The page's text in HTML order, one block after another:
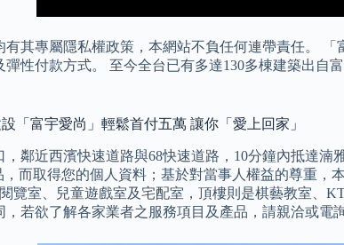
其專屬隱私權政策，本網站不負任何連帶責任。
性付款方式。 至今全台已有多達130多棟建築出
「富宇愛尚」輕鬆首付五萬 讓你「愛上回家」
鄰近西濱快速道路與68快速道路，10分鐘內抵達
而取得您的個人資料；基於對當事人權益的尊重
覽室、兒童遊戲室及宅配室，頂樓則是棋藝教室
若欲了解各家業者之服務項目及產品，請親洽或電